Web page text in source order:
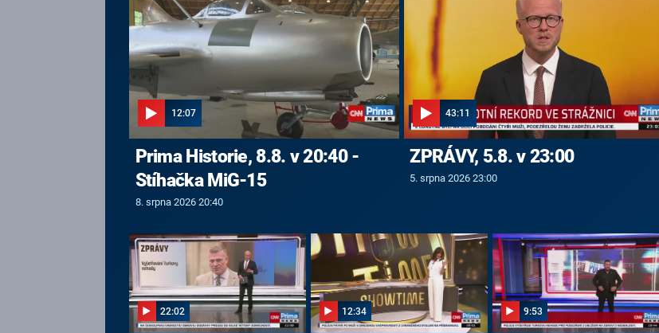
12:07
Prima Historie, 8.8. v 20:40 -
Stíhačka MiG-15
8. srpna 2026 20:40
43:11
ZPRÁVY, 5.8. v 23:00
5. srpna 2026 23:00
22:02 12:34 9:53